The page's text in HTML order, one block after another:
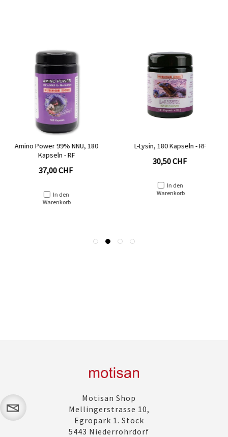
L-Lysin, 180 Kapseln - RF
30,50 CHF
Warenkorb
AMINO KOMPLEX, 8 essentielle
In den
Motisan Shop
Mellingerstrasse 10,
Egropark 1. Stock
5443 Niederrohrdorf